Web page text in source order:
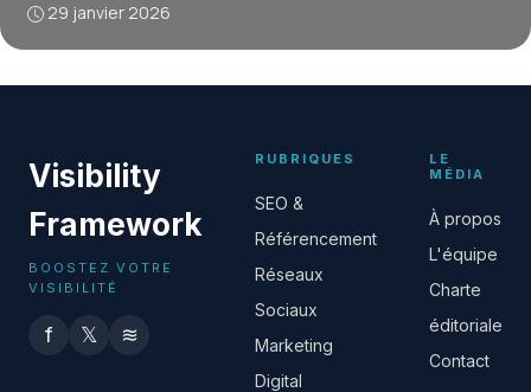
29 janvier 2026
Visibility
Framework
BOOSTEZ VOTRE
VISIBILITÉ
f 𝕏 ≋
RUBRIQUES
SEO &
Référencement
Réseaux
Sociaux
Marketing
Digital
LE
MÉDIA
À propos
L'équipe
Charte
éditoriale
Contact